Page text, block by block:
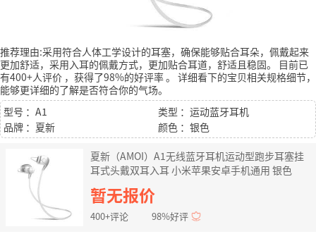
推荐理由:采用符合人体工学设计的耳塞，确保能够贴合耳朵，佩戴起来
更加舒适，采用入耳的佩戴方式，更加贴合耳道，舒适且稳固。
目前已
有400+人评价 ，获得了98%的好评率。 详细看下的宝贝相关规格细节，
能够更详细的了解是否符合你的气场。
型号 ：A1
类型 ：运动蓝牙耳机
品牌 ：夏新
颜色 ：银色
夏新（AMOI）A1无线蓝牙耳机运动型跑步耳塞挂
耳式头戴双耳入耳 小米苹果安卓手机通用 银色
暂无报价
400+评论 98%好评